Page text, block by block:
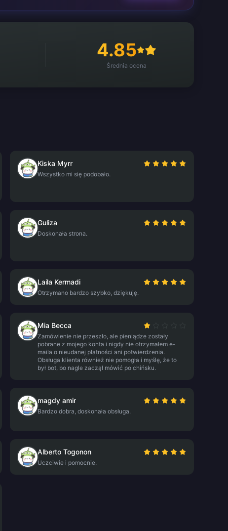
4.85
Średnia ocena
Kiska Myrr
Wszystko mi się podobało.
Guliza
Doskonała strona.
Laila Kermadi
Otrzymano bardzo szybko, dziękuję.
Mia Becca
Zamówienie nie przeszło, ale pieniądze zostały
pobrane z mojego konta i nigdy nie otrzymałem e-
maila o nieudanej płatności ani potwierdzenia.
Obsługa klienta również nie pomogła i myślę, że to
był bot, bo nagle zaczął mówić po chińsku.
magdy amir
Bardzo dobra, doskonała obsługa.
Alberto Togonon
Uczciwie i pomocnie.